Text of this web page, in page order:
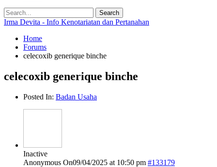
Irma Devita - Info Kenotariatan dan Pertanahan
Home
Forums
celecoxib generique binche
celecoxib generique binche
Posted In: Badan Usaha
Inactive
Anonymous On09/04/2025 at 10:50 pm #133179